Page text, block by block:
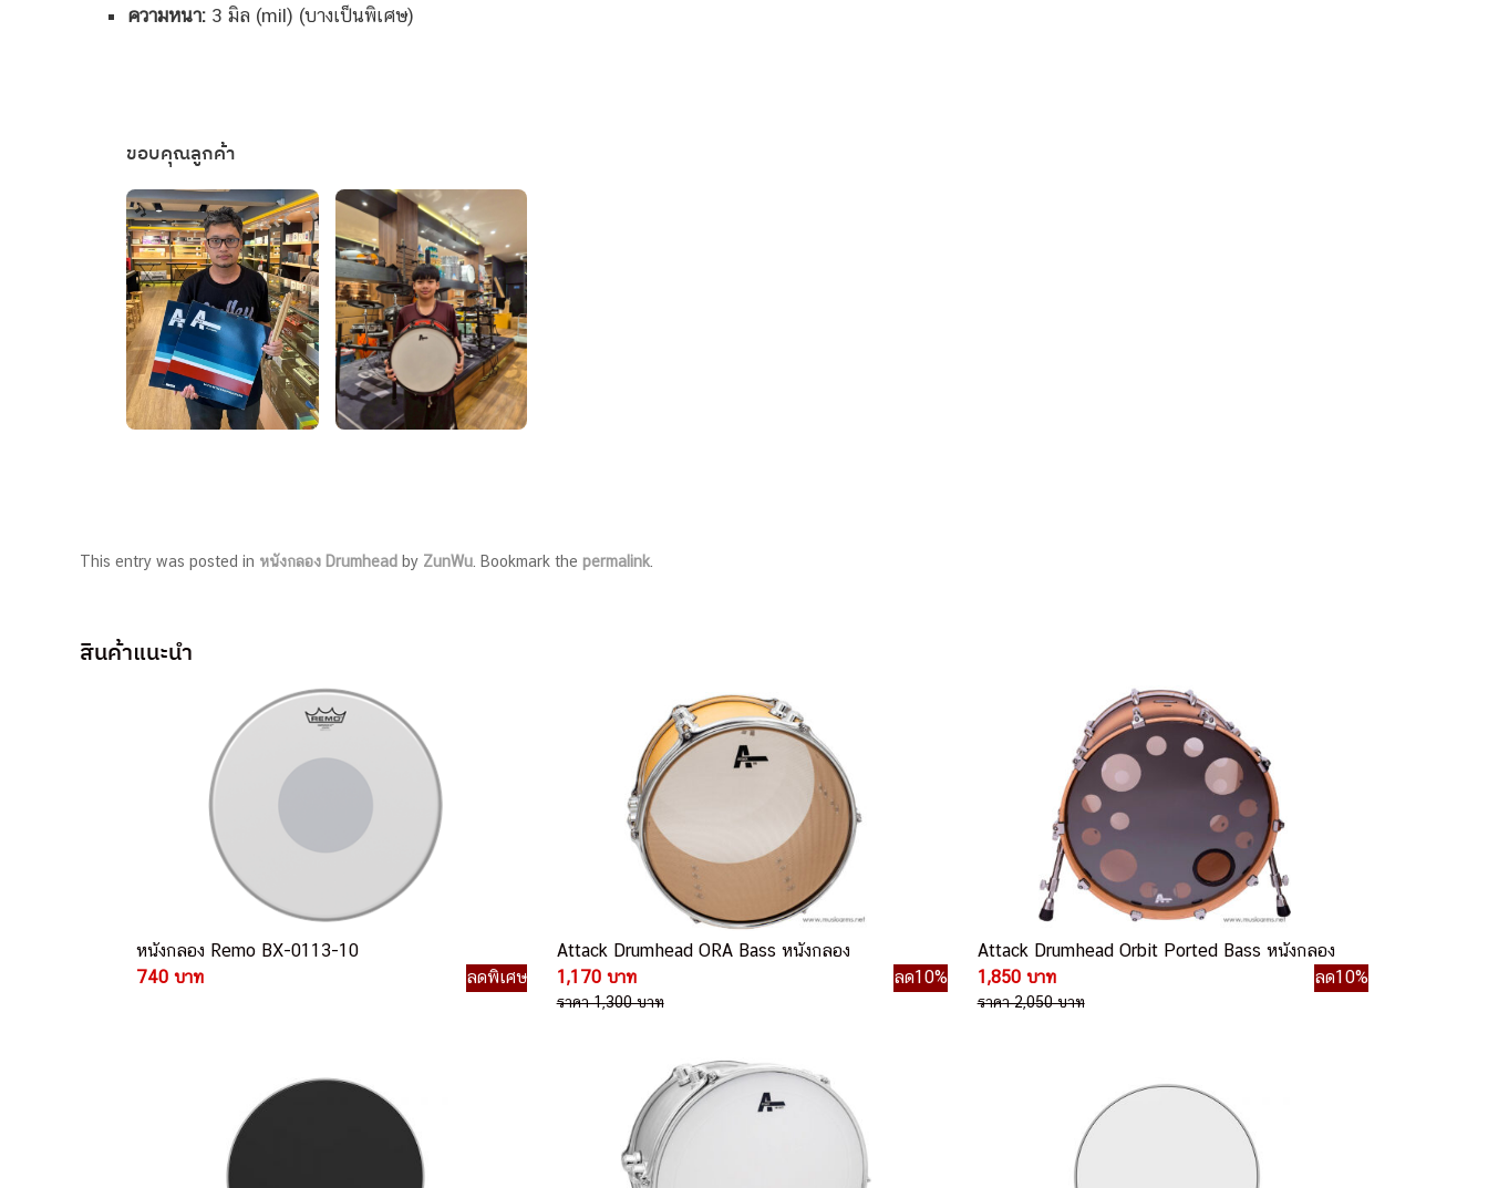
ความหนา:3 มิล (mil) (บางเป็นพิเศษ)
ขอบคุณลูกค้า
This entry was posted in หนังกลอง Drumhead by ZunWu. Bookmark the permalink.
สินค้าแนะนำ
หนังกลอง Remo BX-0113-10
740 บาท
ลดพิเศษ
Attack Drumhead ORA Bass หนังกลอง
1,170 บาท
ลด10%
ราคา 1,300 บาท
Attack Drumhead Orbit Ported Bass หนังกลอง
1,850 บาท
ลด10%
ราคา 2,050 บาท